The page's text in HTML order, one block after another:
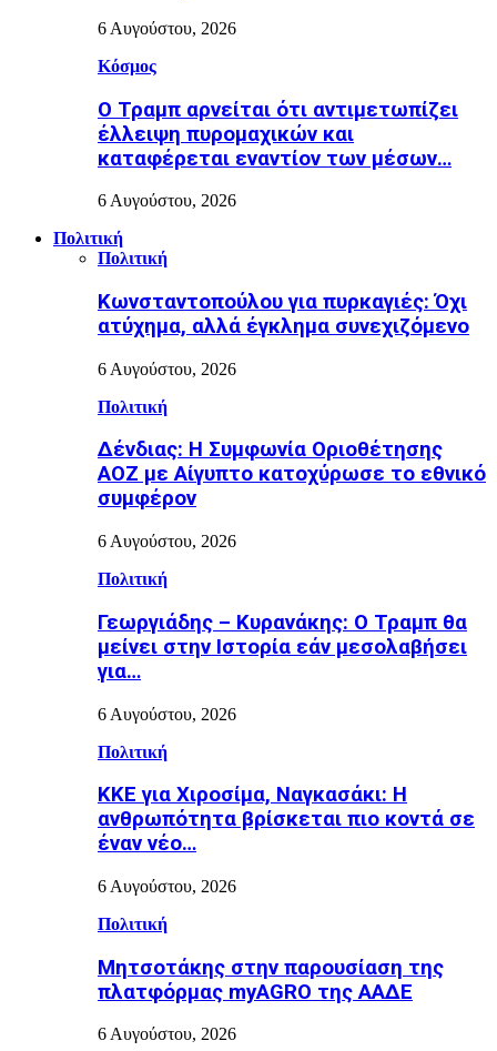
6 Αυγούστου, 2026
Κόσμος
Ο Τραμπ αρνείται ότι αντιμετωπίζει
έλλειψη πυρομαχικών και
καταφέρεται εναντίον των μέσων…
6 Αυγούστου, 2026
Πολιτική
Πολιτική
Κωνσταντοπούλου για πυρκαγιές: Όχι
ατύχημα, αλλά έγκλημα συνεχιζόμενο
6 Αυγούστου, 2026
Πολιτική
Δένδιας: Η Συμφωνία Οριοθέτησης
ΑΟΖ με Αίγυπτο κατοχύρωσε το εθνικό
συμφέρον
6 Αυγούστου, 2026
Πολιτική
Γεωργιάδης – Κυρανάκης: Ο Τραμπ θα
μείνει στην Ιστορία εάν μεσολαβήσει
για…
6 Αυγούστου, 2026
Πολιτική
ΚΚΕ για Χιροσίμα, Ναγκασάκι: Η
ανθρωπότητα βρίσκεται πιο κοντά σε
έναν νέο…
6 Αυγούστου, 2026
Πολιτική
Μητσοτάκης στην παρουσίαση της
πλατφόρμας myAGRO της ΑΑΔΕ
6 Αυγούστου, 2026